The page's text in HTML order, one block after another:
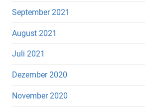
September 2021
August 2021
Juli 2021
Dezember 2020
November 2020